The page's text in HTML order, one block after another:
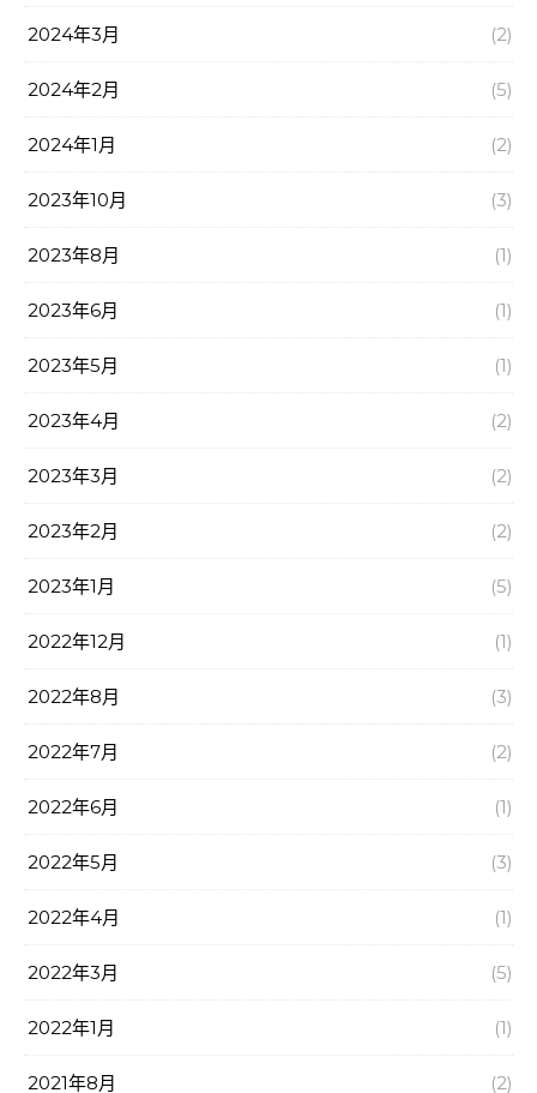
2024年3月 (2)
2024年2月 (5)
2024年1月 (2)
2023年10月 (3)
2023年8月 (1)
2023年6月 (1)
2023年5月 (1)
2023年4月 (2)
2023年3月 (2)
2023年2月 (2)
2023年1月 (5)
2022年12月 (1)
2022年8月 (3)
2022年7月 (2)
2022年6月 (1)
2022年5月 (3)
2022年4月 (1)
2022年3月 (5)
2022年1月 (1)
2021年8月 (2)